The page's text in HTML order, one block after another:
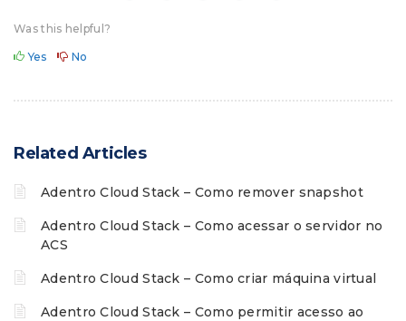
Was this helpful?
Yes No
Related Articles
Adentro Cloud Stack – Como remover snapshot
Adentro Cloud Stack – Como acessar o servidor no
ACS
Adentro Cloud Stack – Como criar máquina virtual
Adentro Cloud Stack – Como permitir acesso ao